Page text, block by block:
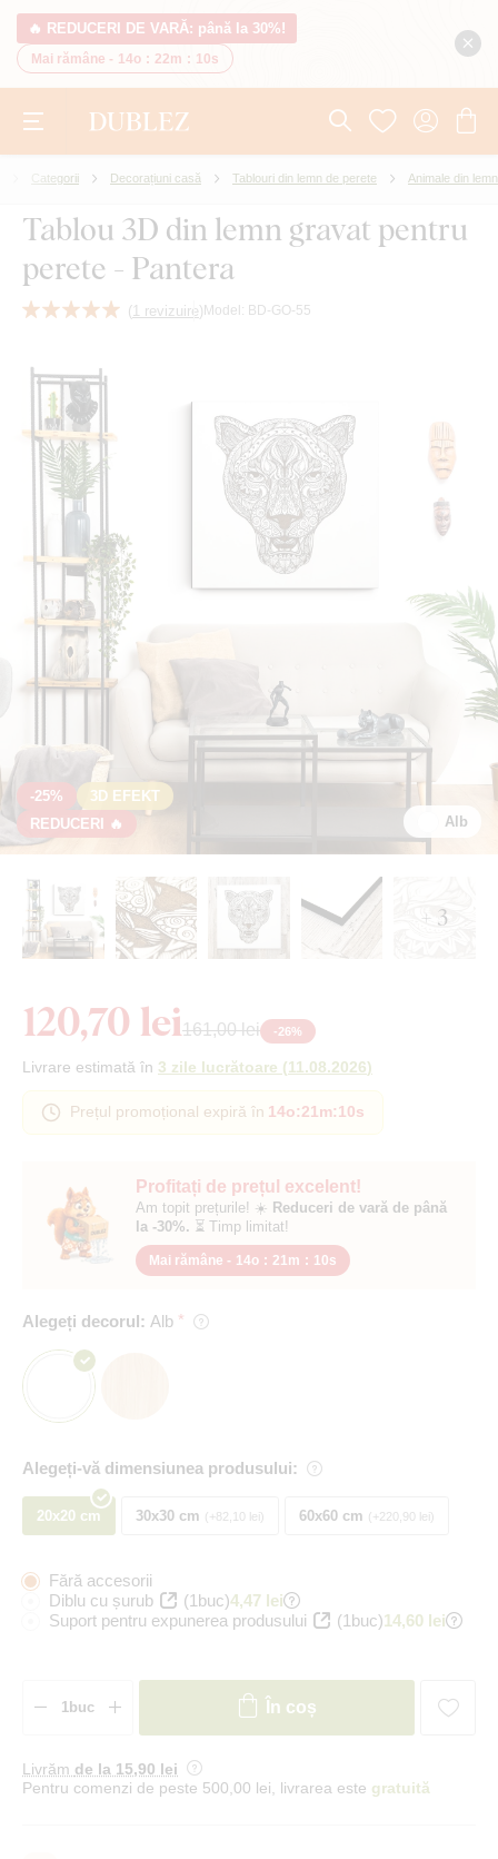
🔥 REDUCERI DE VARĂ: până la 30%!
Mai rămâne - 14o : 22m : 9s
Categorii Decorațiuni casă Tablouri din lemn de perete Animale din lemn
Tablou 3D din lemn gravat pentru
perete - Pantera
( 1 revizuire) Model: BD-GO-55
-25%
3D EFEKT
REDUCERI 🔥
Alb
+ 3
Profitați de prețul excelent!
Am topit prețurile! ☀️ Reduceri de vară de până
la -30%. ⏳ Timp limitat!
Mai rămâne - 14o : 21m : 10s
Alegeți decorul: Alb
Alegeți-vă dimensiunea produsului:
20x20 cm 30x30 cm +82,10 lei 60x60 cm +220,90 lei
120,70 lei161,00 lei -26%
Livrare estimată în 3 zile lucrătoare (11.08.2026)
Prețul promoțional expiră în 14o:21m:10s
Fără accesorii
Diblu cu șurub
(1buc)4,47 lei
Suport pentru expunerea produsului
(1buc)14,60 lei
În coș
Livrăm de la 15,90 lei
Pentru comenzi de peste 500,00 lei, livrarea este gratuită